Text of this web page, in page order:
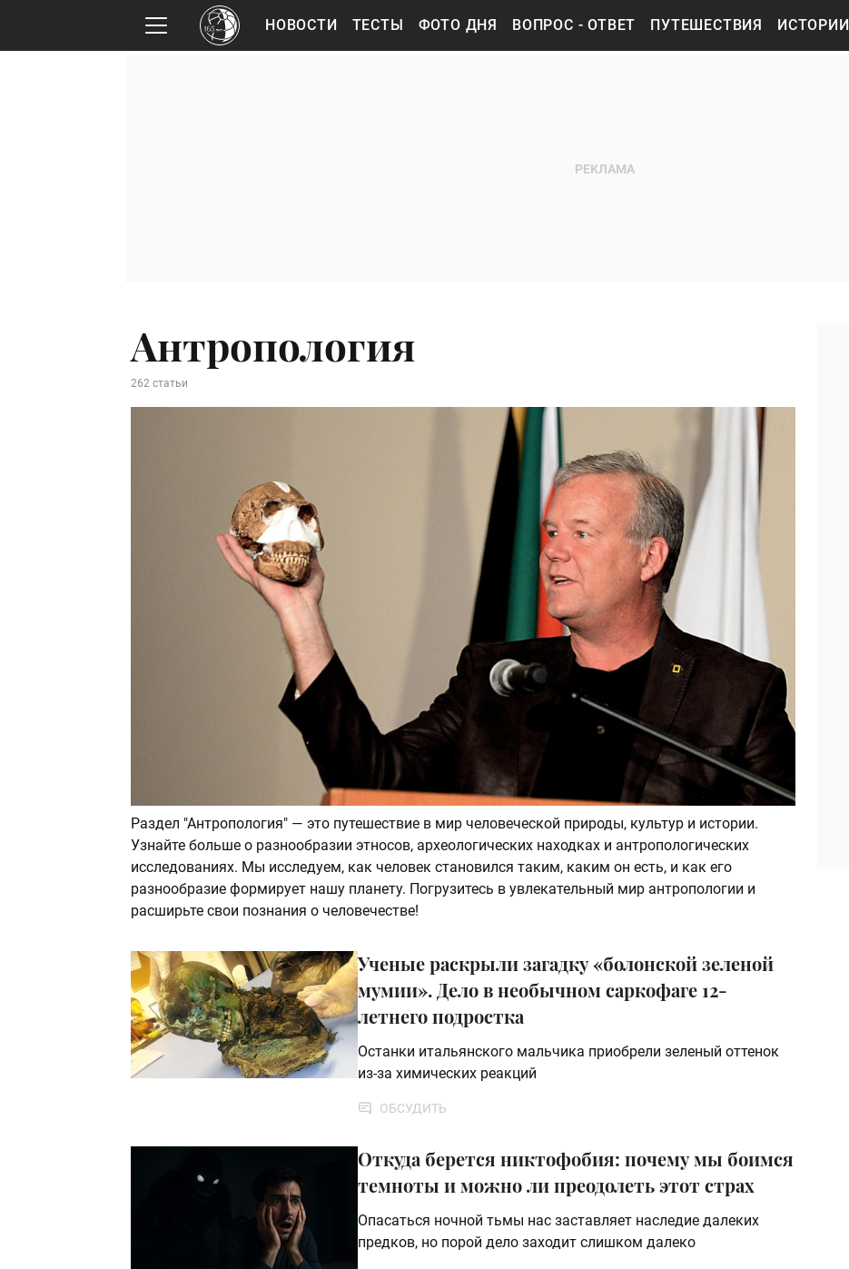
НОВОСТИ ТЕСТЫ ФОТО ДНЯ ВОПРОС - ОТВЕТ ПУТЕШЕСТВИЯ ИСТОРИИ
Антропология
262 статьи
Раздел "Антропология" — это путешествие в мир человеческой природы, культур и истории.
Узнайте больше о разнообразии этносов, археологических находках и антропологических
исследованиях. Мы исследуем, как человек становился таким, каким он есть, и как его
разнообразие формирует нашу планету. Погрузитесь в увлекательный мир антропологии и
расширьте свои познания о человечестве!
Ученые раскрыли загадку «болонской зеленой
мумии». Дело в необычном саркофаге 12-
летнего подростка
Останки итальянского мальчика приобрели зеленый оттенок
из-за химических реакций
ОБСУДИТЬ
Откуда берется никтофобия: почему мы боимся
темноты и можно ли преодолеть этот страх
Опасаться ночной тьмы нас заставляет наследие далеких
предков, но порой дело заходит слишком далеко